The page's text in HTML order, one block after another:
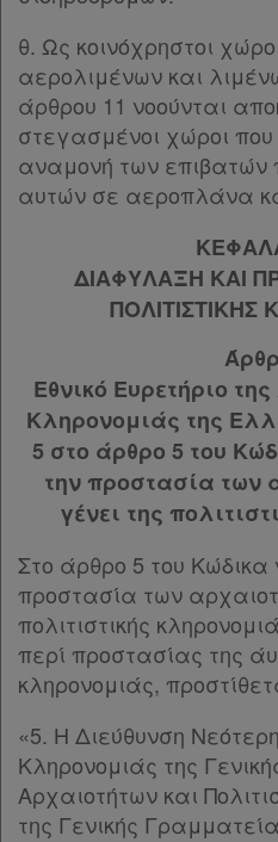
θ. Ως κοινόχρηστοι
αερολιμένων και
άρθρου 11 νοούνται
στεγασμένοι χώροι που
αναμονή των επιβατών
αυτών σε αεροπλάνα
ΔΙΑΦΥΛΑΞΗ ΚΑΙ
Εθνικό Ευρετήριο
Κληρονομιάς της
5 στο άρθρο 5 του
την προστασία των
γένει της
Στο άρθρο 5 του Κώδικα
προστασία των
πολιτιστικής
περί προστασίας της
κληρονομιάς,
«5. Η Διεύθυνση
Κληρονομιάς της
Αρχαιοτήτων και
της Γενικής